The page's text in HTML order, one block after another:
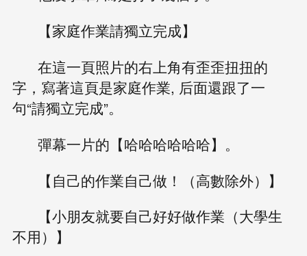
【家庭作業請獨立完成】
在這一頁照片的右上角有歪歪扭扭的
字，寫著這頁是家庭作業, 后面還跟了一
句“請獨立完成”。
彈幕一片的【哈哈哈哈哈哈】。
【自己的作業自己做！（高數除外）】
【小朋友就要自己好好做作業（大學生
不用）】